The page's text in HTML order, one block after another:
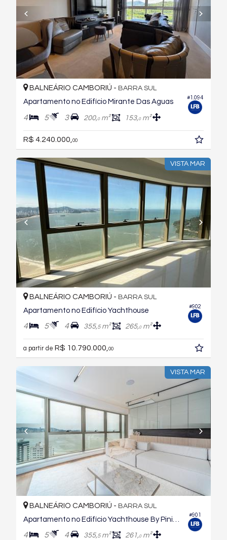
#1.094
BALNEÁRIO CAMBORIÚ - BARRA SUL
Apartamento no Edifício Mirante Das Aguas
4 5 3 200,0m² 153,0m²
R$ 4.240.000, 00
VISTA MAR
#902
BALNEÁRIO CAMBORIÚ - BARRA SUL
Apartamento no Edifício Yachthouse
4 5 4 355,5m² 265,0m²
a partir de R$ 10.790.000,00
VISTA MAR
#901
BALNEÁRIO CAMBORIÚ - BARRA SUL
4 5 4 355,5m² 261,0m²